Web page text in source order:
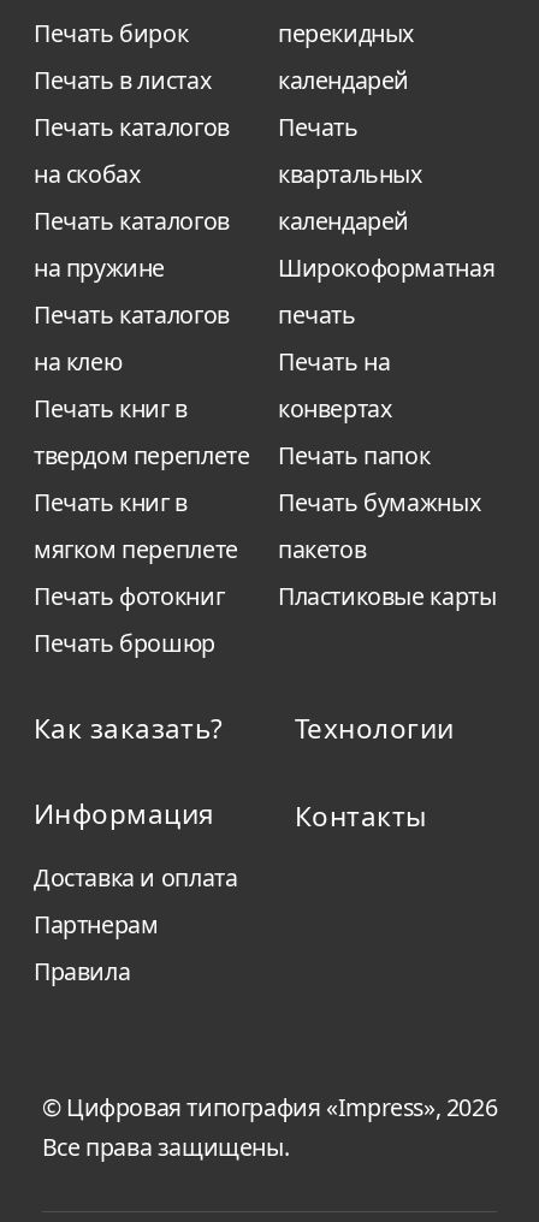
Печать бирок
Печать в листах
Печать каталогов
на скобах
Печать каталогов
на пружине
Печать каталогов
на клею
Печать книг в
твердом переплете
Печать книг в
мягком переплете
Печать фотокниг
Печать брошюр
перекидных
календарей
Печать
квартальных
календарей
Широкоформатная
печать
Печать на
конвертах
Печать папок
Печать бумажных
пакетов
Пластиковые карты
Как заказать?
Информация
Доставка и оплата
Партнерам
Правила
Технологии
Контакты
© Цифровая типография «Impress», 2026
Все права защищены.